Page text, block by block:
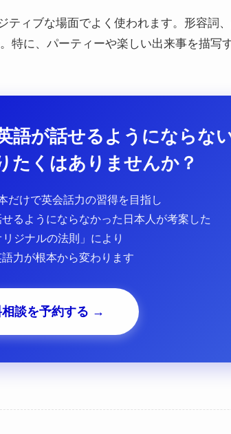
ィブな場面でよく使われます。形容詞
に、パーティーや楽しい出来事を描写
語が話せるようにならない
たくはありませんか？
だけで英会話力の習得を目指し
るようにならなかった日本人が考案した
リジナルの法則」により
力が根本から変わります
相談を予約する →